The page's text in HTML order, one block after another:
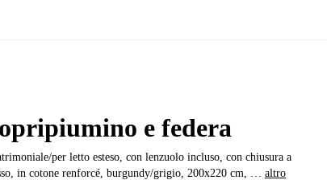
e federa
per letto esteso, con lenzuolo incluso, con chiusura a
in cotone renforcé, burgundy/grigio, 200x220 cm, … altro